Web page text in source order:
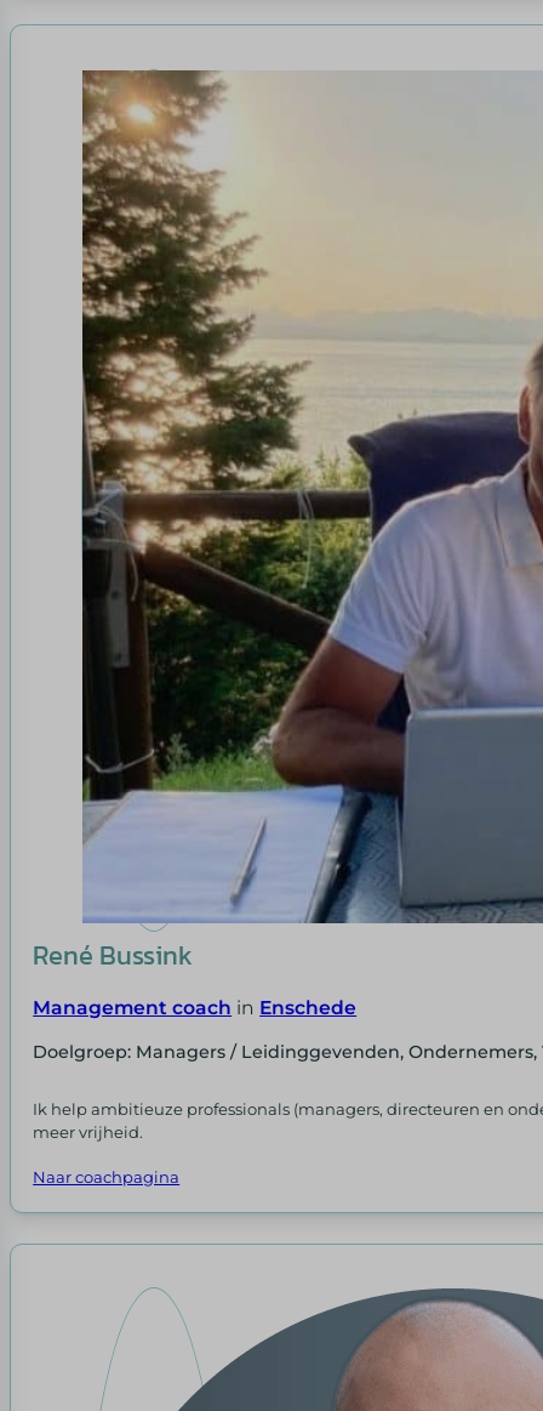
René Bussink
Management coach in Enschede
Doelgroep: Managers / Leidinggevenden, Ondernemers,
Ik help ambitieuze professionals (managers, directeuren en
meer vrijheid.
Naar coachpagina